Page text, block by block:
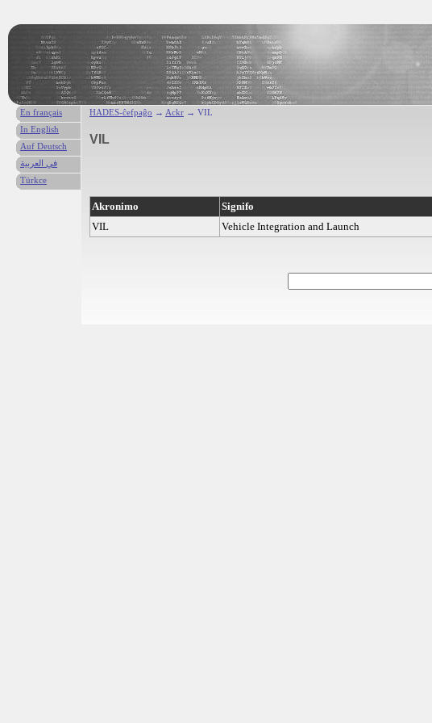
HADES-ĉefpaĝo → Ackr → VIL
VIL
Akronimo Signifo
VIL
Vehicle Integration and Launch
En français
In English
Auf Deutsch
في العربية
Türkce